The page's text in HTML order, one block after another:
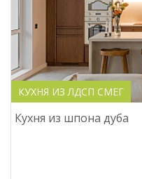
КУХНЯ ИЗ ЛДСП СМЕГ
Кухня из шпона дуба